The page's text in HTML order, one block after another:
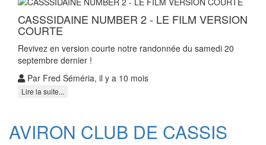
CASSSIDAINE NUMBER 2 - LE FILM VERSION
COURTE
Revivez en version courte notre randonnée du samedi 20
septembre dernier !
Par Fred Séméria, il y a 10 mois
Lire la suite...
AVIRON CLUB DE CASSIS